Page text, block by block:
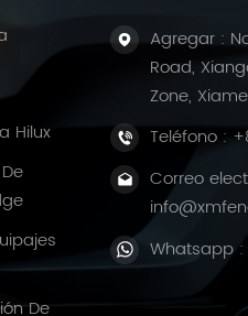
Hilux
De
Agregar :
Road,
Zone,
Teléfono :
Correo
Whatsapp :